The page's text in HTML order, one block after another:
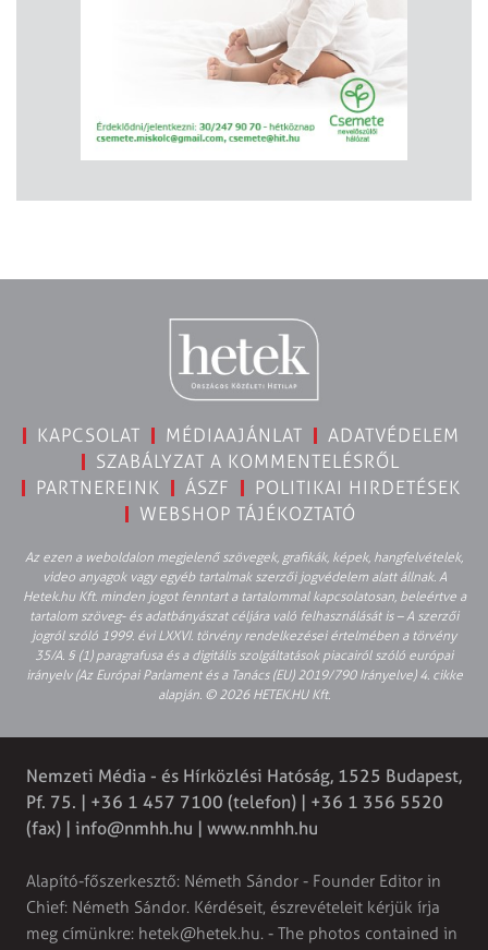
KAPCSOLAT MÉDIAAJÁNLAT
ADATVÉDELEM
SZABÁLYZAT A KOMMENTELÉSRŐL
PARTNEREINK
ÁSZF
POLITIKAI HIRDETÉSEK
WEBSHOP TÁJÉKOZTATÓ
Az ezen a weboldalon megjelenő szövegek, grafikák, képek, hangfelvételek,
video anyagok vagy egyéb tartalmak szerzői jogvédelem alatt állnak. A
Hetek.hu Kft. minden jogot fenntart a tartalommal kapcsolatosan, beleértve a
tartalom szöveg- és adatbányászat céljára való felhasználását is – A szerzői
jogról szóló 1999. évi LXXVI. törvény rendelkezései értelmében a törvény
35/A. § (1) paragrafusa és a digitális szolgáltatások piacairól szóló európai
irányelv (Az Európai Parlament és a Tanács (EU) 2019/790 Irányelve) 4. cikke
alapján. © 2026 HETEK.HU Kft.
Nemzeti Média - és Hírközlési Hatóság, 1525 Budapest,
Pf. 75. | +36 1 457 7100 (telefon) | +36 1 356 5520
(fax) | info@nmhh.hu | www.nmhh.hu
Alapító-főszerkesztő: Németh Sándor - Founder Editor in
Chief: Németh Sándor. Kérdéseit, észrevételeit kérjük írja
meg címünkre: hetek@hetek.hu. - The photos contained in